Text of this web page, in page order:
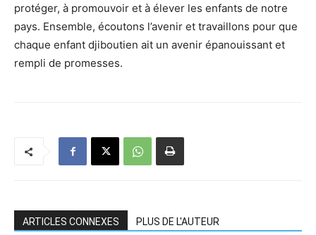
protéger, à promouvoir et à élever les enfants de notre
pays. Ensemble, écoutons l’avenir et travaillons pour que
chaque enfant djiboutien ait un avenir épanouissant et
rempli de promesses.
ARTICLES CONNEXES PLUS DE L'AUTEUR